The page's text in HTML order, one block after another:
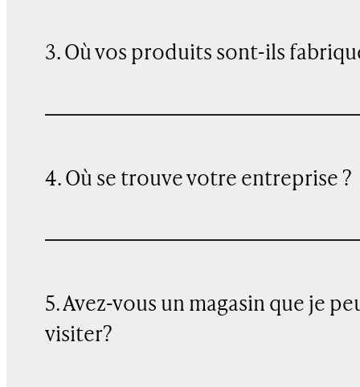
3. Où vos produits sont-ils
4. Où se trouve votre entreprise ?
5. Avez-vous un magasin que je
visiter?